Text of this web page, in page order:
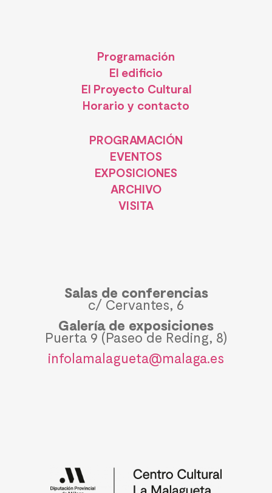
Programación
El edificio
El Proyecto Cultural
Horario y contacto
PROGRAMACIÓN
EVENTOS
EXPOSICIONES
ARCHIVO
VISITA
Salas de conferencias
c/ Cervantes, 6
Galería de exposiciones
Puerta 9 (Paseo de Reding, 8)
infolamalagueta@malaga.es